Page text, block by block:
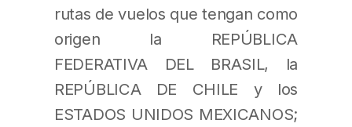
rutas de vuelos que tengan como
origen la REPÚBLICA
FEDERATIVA DEL BRASIL, la
REPÚBLICA DE CHILE y los
ESTADOS UNIDOS MEXICANOS;